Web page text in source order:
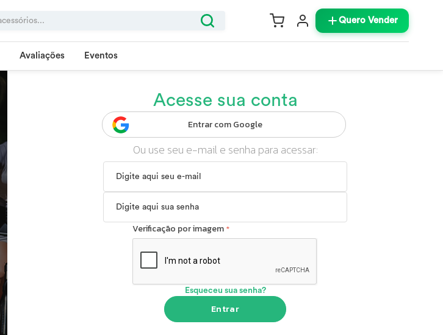
Quero Vender
Avaliações Eventos
Acesse sua conta
Entrar com Google
Ou use seu e-mail e senha para acessar:
Verificação por imagem
Esqueceu sua senha?
Entrar